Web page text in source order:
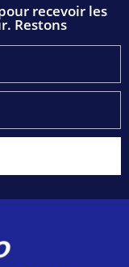
recevoir les
Restons